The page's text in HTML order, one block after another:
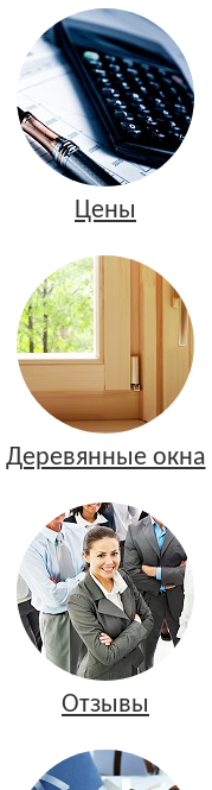
Цены
Деревянные окна
Отзывы